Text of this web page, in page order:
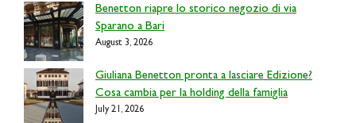
Benetton riapre lo storico negozio di via
Sparano a Bari
August 3, 2026
Giuliana Benetton pronta a lasciare Edizione?
Cosa cambia per la holding della famiglia
July 21, 2026